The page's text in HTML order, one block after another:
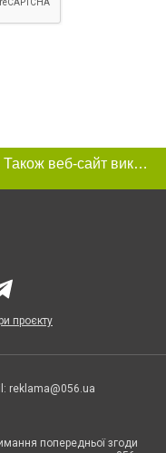
Цей сайт використовує «cookies». Також веб-сайт використовує інтернет-сервіс для збору технічних даних стосовно відвідувачів з метою отримання маркетингової та статистичної інформації. Умови обробки даних відвідувачів сайту див.
проєкту
reklama@056.ua
попередньої згоди